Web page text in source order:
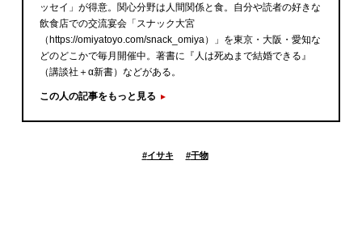
ッセイ」が得意。関心分野は人間関係と食。自分や読者の好きな
飲食店での交流宴会「スナック大宮
（https://omiyatoyo.com/snack_omiya）」を東京・大阪・愛知な
どのどこかで毎月開催中。著書に『人は死ぬまで結婚できる』
（講談社＋α新書）などがある。
この人の記事をもっと見る
#イサキ #干物